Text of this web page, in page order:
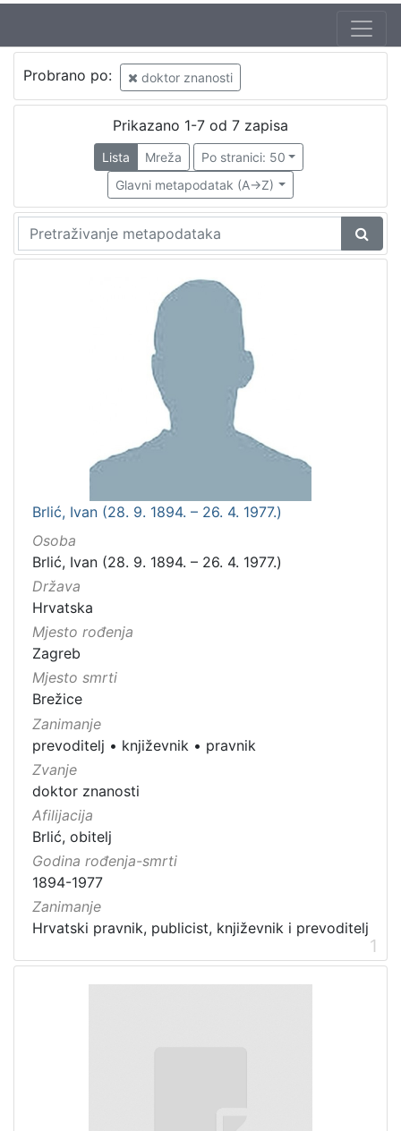
Probrano po: doktor znanosti
Prikazano 1-7 od 7 zapisa
Lista Mreža
Po stranici: 50
Glavni metapodatak (A->Z)
Brlić, Ivan (28. 9. 1894. – 26. 4. 1977.)
Osoba
Brlić, Ivan (28. 9. 1894. – 26. 4. 1977.)
Država
Hrvatska
Mjesto rođenja
Zagreb
Mjesto smrti
Brežice
Zanimanje
prevoditelj • književnik • pravnik
Zvanje
doktor znanosti
Afilijacija
Brlić, obitelj
Godina rođenja-smrti
1894-1977
Zanimanje
Hrvatski pravnik, publicist, književnik i prevoditelj
1